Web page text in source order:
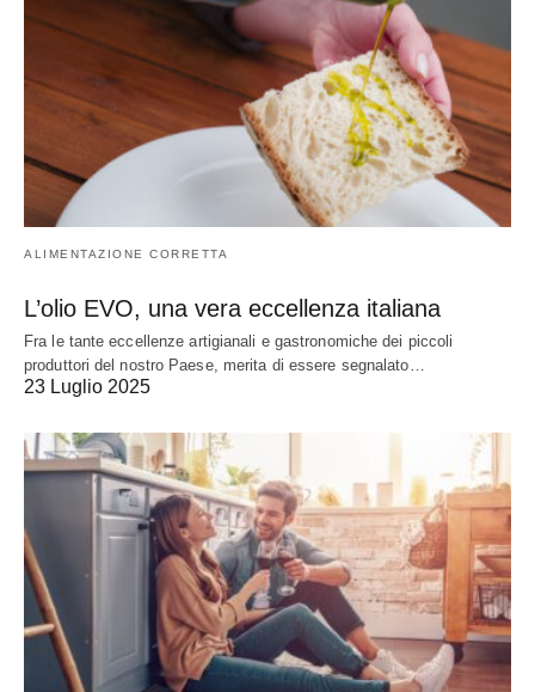
ALIMENTAZIONE CORRETTA
L’olio EVO, una vera eccellenza italiana
Fra le tante eccellenze artigianali e gastronomiche dei piccoli
produttori del nostro Paese, merita di essere segnalato…
23 Luglio 2025